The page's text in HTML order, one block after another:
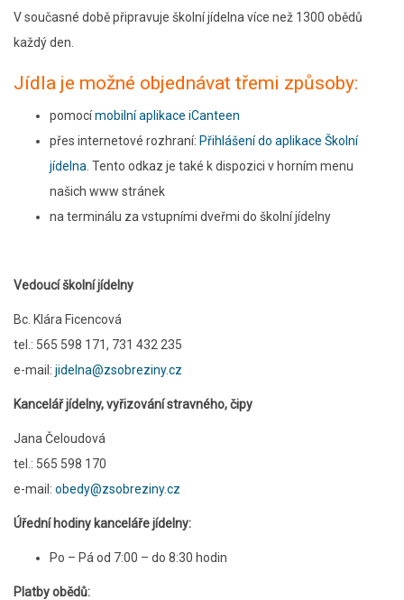
V současné době připravuje školní jídelna více než 1300 obědů
každý den.
Jídla je možné objednávat třemi způsoby:
pomocímobilní aplikace iCanteen
přes internetové rozhraní: Přihlášení do aplikace Školní
jídelna . Tento odkaz je také k dispozici v horním menu
našich www stránek
na terminálu za vstupními dveřmi do školní jídelny
Vedoucí školní jídelny
Bc. Klára Ficencová
tel.: 565 598 171, 731 432 235
e-mail: jidelna@zsobreziny.cz
Kancelář jídelny, vyřizování stravného, čipy
Jana Čeloudová
tel.: 565 598 170
e-mail: obedy@zsobreziny.cz
Úřední hodiny kanceláře jídelny:
Po – Pá od 7:00 – do 8:30 hodin
Platby obědů: